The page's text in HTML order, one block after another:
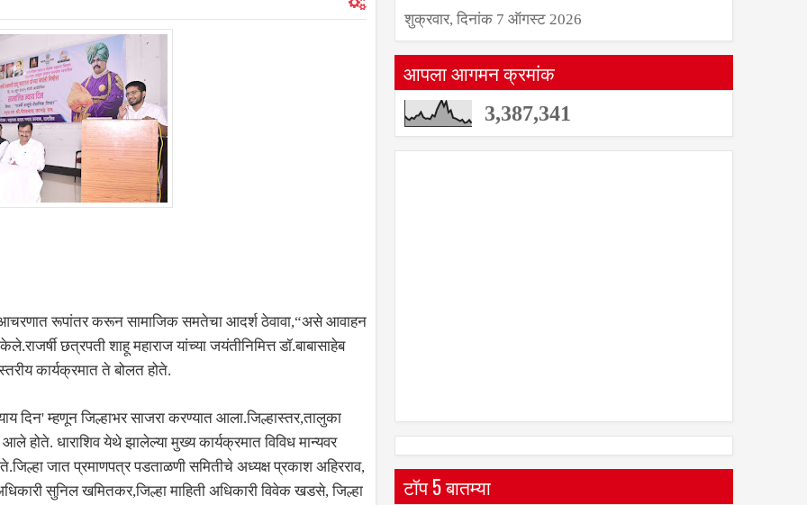
आचरणात रूपांतर करून सामाजिक समतेचा आदर्श ठेवावा,“असे आवाहन
छत्रपती शाहू महाराज यांच्या जयंतीनिमित्त डॉ.बाबासाहेब
कार्यक्रमात ते बोलत होते.
दिन' म्हणून जिल्हाभर साजरा करण्यात आला.जिल्हास्तर,तालुका
होते. धाराशिव येथे झालेल्या मुख्य कार्यक्रमात विविध मान्यवर
जात प्रमाणपत्र पडताळणी समितीचे अध्यक्ष प्रकाश अहिरराव,
सुनिल खमितकर,जिल्हा माहिती अधिकारी विवेक खडसे, जिल्हा
शुक्रवार, दिनांक 7 ऑगस्ट 2026
आपला आगमन क्रमांक
3,387,341
टॉप 5 बातम्या